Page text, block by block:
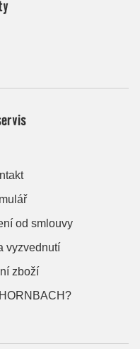
od smlouvy
vyzvednutí
zboží